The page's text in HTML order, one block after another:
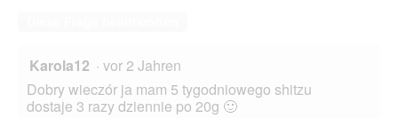
Karola12 · vor 2 Jahren
Dobry wieczór ja mam 5 tygodniowego shitzu
dostaje 3 razy dziennie po 20g 🙂